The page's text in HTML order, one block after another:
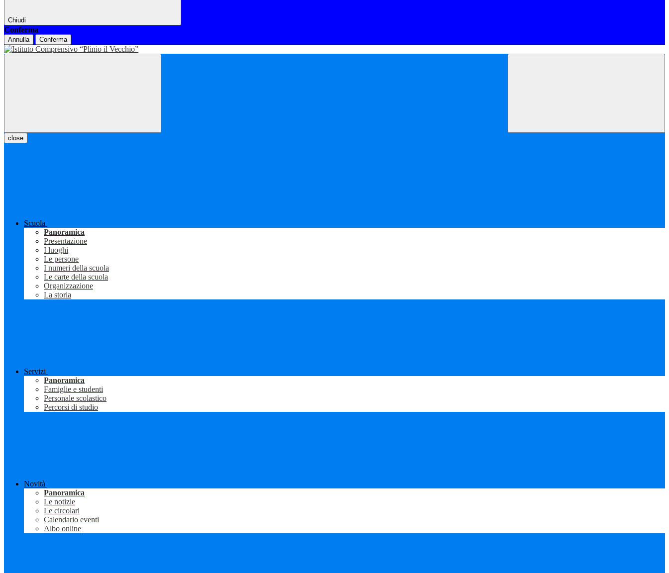
Chiudi
Conferma
Annulla Conferma
close
Scuola
Panoramica
Presentazione
I luoghi
Le persone
I numeri della scuola
Le carte della scuola
Organizzazione
La storia
Servizi
Panoramica
Famiglie e studenti
Personale scolastico
Percorsi di studio
Novità
Panoramica
Le notizie
Le circolari
Calendario eventi
Albo online